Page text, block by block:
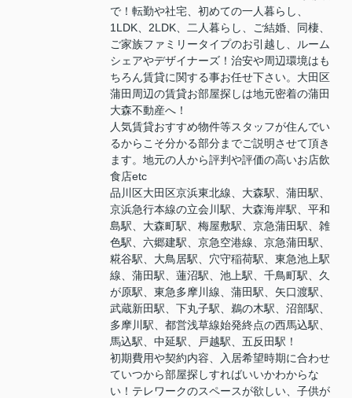
で！転勤や社宅、初めての一人暮らし、
1LDK、2LDK、二人暮らし、ご結婚、同棲、
ご家族ファミリータイプのお引越し、ルーム
シェアやデザイナーズ！治安や周辺環境はも
ちろん賃貸に関する事お任せ下さい。大田区
蒲田周辺の賃貸お部屋探しは地元密着の蒲田
大森不動産へ！
人気賃貸おすすめ物件等スタッフが住んでい
るからこそ分かる部分までご説明させて頂き
ます。地元の人から評判や評価の高いお店飲
食店etc
品川区大田区京浜東北線、大森駅、蒲田駅、
京浜急行本線の立会川駅、大森海岸駅、平和
島駅、大森町駅、梅屋敷駅、京急蒲田駅、雑
色駅、六郷建駅、京急空港線、京急蒲田駅、
糀谷駅、大鳥居駅、穴守稲荷駅、東急池上駅
線、蒲田駅、蓮沼駅、池上駅、千鳥町駅、久
が原駅、東急多摩川線、蒲田駅、矢口渡駅、
武蔵新田駅、下丸子駅、鵜の木駅、沼部駅、
多摩川駅、都営浅草線始発終点の西馬込駅、
馬込駅、中延駅、戸越駅、五反田駅！
初期費用や契約内容、入居希望時期に合わせ
ていつから部屋探しすればいいかわからな
い！テレワークのスペースが欲しい、子供が